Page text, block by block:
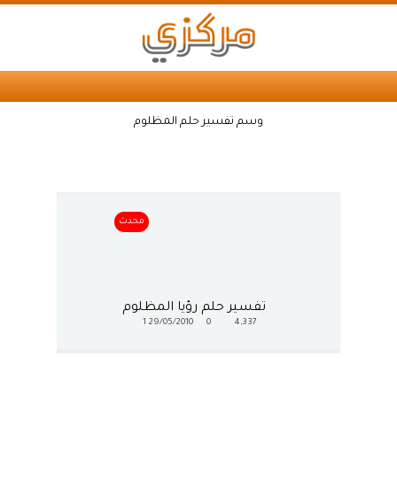
وسم تفسير حلم المظلوم
محدث
تفسير حلم رؤيا المظلوم
4,337
0
29/05/2010
1